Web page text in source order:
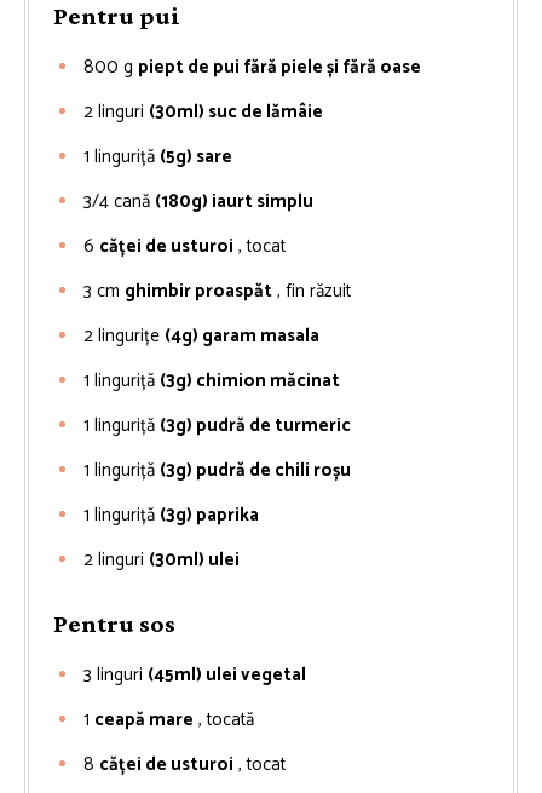
Pentru pui
800 g piept de pui fără piele și fără oase
2linguri (30ml) suc de lămâie
1 linguriță (5g) sare
3/4cană (180g) iaurt simplu
6 căței de usturoi , tocat
3 cm ghimbir proaspăt, fin răzuit
2lingurițe (4g) garam masala
1 linguriță (3g) chimion măcinat
1 linguriță (3g) pudră de turmeric
1 linguriță (3g) pudră de chili roșu
1 linguriță (3g) paprika
2linguri (30ml) ulei
Pentru sos
3 linguri (45ml) ulei vegetal
1 ceapă mare , tocată
8 căței de usturoi , tocat